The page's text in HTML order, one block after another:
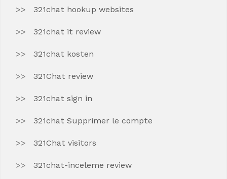
321chat hookup websites
321chat it review
321chat kosten
321Chat review
321chat sign in
321chat Supprimer le compte
321Chat visitors
321chat-inceleme review